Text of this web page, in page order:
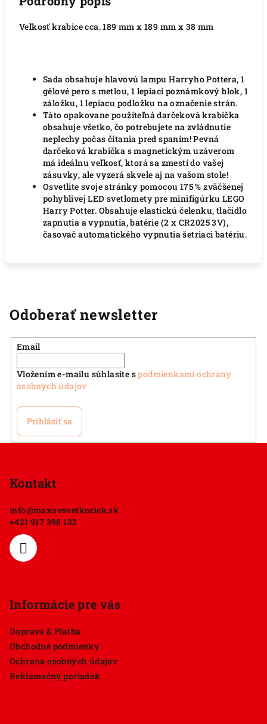
Veľkosť krabice cca. 189 mm x 189 mm x 38 mm
Sada obsahuje hlavovú lampu Harryho Pottera, 1
gélové pero s metlou, 1 lepiaci poznámkový blok, 1
záložku, 1 lepiacu podložku na označenie strán.
Táto opakovane použiteľná darčeková krabička
obsahuje všetko, čo potrebujete na zvládnutie
neplechy počas čítania pred spaním! Pevná
darčeková krabička s magnetickým uzáverom
má ideálnu veľkosť, ktorá sa zmestí do vašej
zásuvky, ale vyzerá skvele aj na vašom stole!
Osvetlite svoje stránky pomocou 175 % zväčšenej
pohyblivej LED svetlomety pre minifigúrku LEGO
Harry Potter. Obsahuje elastickú čelenku, tlačidlo
zapnutia a vypnutia, batérie (2 x CR2025 3V),
časovač automatického vypnutia šetriaci batériu.
Odoberať newsletter
Email
Vložením e-mailu súhlasíte spodmienkami ochrany
osobných údajov
Prihlásiť sa
Kontakt
info@maxovsvetkociek.sk
+421 917 398 132
Informácie pre vás
Doprava & Platba
Obchodné podmienky
Ochrana osobných údajov
Reklamačný poriadok